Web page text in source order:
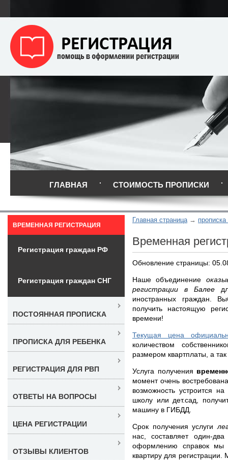
ГЛАВНАЯ СТОИМОСТЬ ПРОПИСКИ
Главная страница
Временная
Обновление страницы:
Наше объединение
регистрации в Балее
иностранных граждан.
получить настоящую
времени!
Текущая цена
количеством
размером квартплаты, а
Услуга получения
момент очень
возможность устроится
школу или дет.сад,
машину в ГИБДД.
Срок получения услуги
нас, составляет один-
оформлению справок
квартиру для
ВРЕМЕННАЯ РЕГИСТРАЦИЯ
Регистрация граждан РФ
Регистрация граждан СНГ
ПОСТОЯННАЯ ПРОПИСКА
ПРОПИСКА ДЛЯ РЕБЕНКА
РЕГИСТРАЦИЯ ДЛЯ РВП
ОТВЕТЫ НА ВОПРОСЫ
ЦЕНА РЕГИСТРАЦИИ
ОТЗЫВЫ КЛИЕНТОВ